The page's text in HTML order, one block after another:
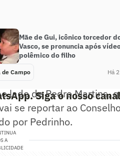
Mãe de Gui, icônico torcedor
Vasco, se pronuncia após
polêmico do filho
de Campo Há
Siga o nosso
lado de Pedro Martins,
se reportar ao
por Pedrinho.
A